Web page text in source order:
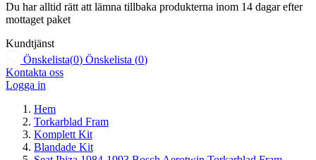
Du har alltid rätt att lämna tillbaka produkterna inom 14 dagar efter
mottaget paket
Kundtjänst
Önskelista(0) Önskelista (0)
Kontakta oss
Logga in
Hem
Torkarblad Fram
Komplett Kit
Blandade Kit